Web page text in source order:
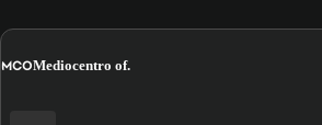
MCOMediocentro of.